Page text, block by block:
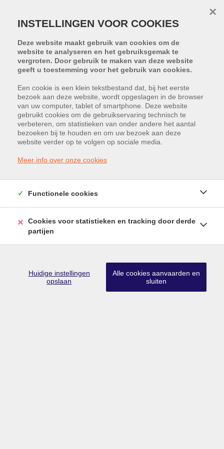
HELAAS, DIT PAND IS VERKOCHT
Lid CIB•Lid BIV•Erkend vastgoedmakelaar-bemiddelaar in België
INSTELLINGEN VOOR COOKIES
Deze website maakt gebruik van cookies om de
website te analyseren en het gebruiksgemak te
vergroten. Door gebruik te maken van deze website
geeft u toestemming voor het gebruik van cookies.
Een cookie is een klein tekstbestand dat, bij het eerste
bezoek aan deze website, wordt opgeslagen in de browser
van uw computer, tablet of smartphone. Deze website
gebruikt cookies om de gebruikservaring technisch te
verbeteren, om statistieken van onder andere het aantal
bezoeken bij te houden en om uw bezoek aan deze
website verder op te volgen op sociale media.
Meer info over onze cookies
×
Functionele cookies
Cookies voor statistieken en tracking door derde
partijen
Huidige instellingen
opslaan
Alle cookies aanvaarden en
sluiten